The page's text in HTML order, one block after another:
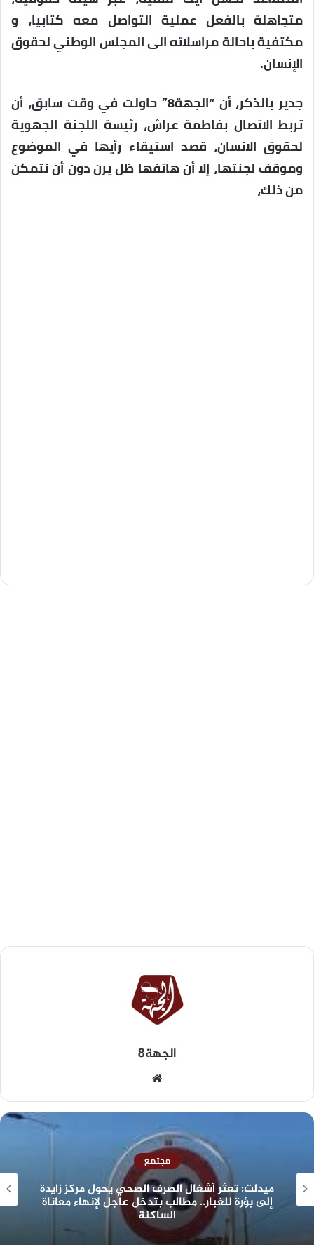
متجاهلة بالفعل عملية التواصل معه كتابيا، و
مكتفية باحالة مراسلاته الى المجلس الوطني لحقوق
الإنسان.
جدير بالذكر، أن “الجهة8” حاولت في وقت سابق، أن
تربط الاتصال بفاطمة عراش، رئيسة اللجنة الجهوية
لحقوق الانسان، قصد استيقاء رأيها في الموضوع
وموقف لجنتها، إلا أن هاتفها ظل يرن دون أن نتمكن
من ذلك،
الجهة8
مجتمع
ميدلت: تعثر أشغال الصرف الصحي يحول مركز زايدة
إلى بؤرة للغبار.. مطالب بتدخل عاجل لإنهاء معاناة
الساكنة